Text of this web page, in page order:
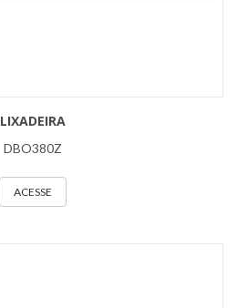
LIXADEIRA
DBO380Z
ACESSE